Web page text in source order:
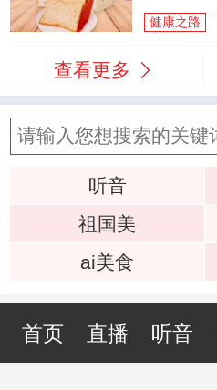
健康之路
查看更多
听音
祖国美
ai美食
首页 直播 听音